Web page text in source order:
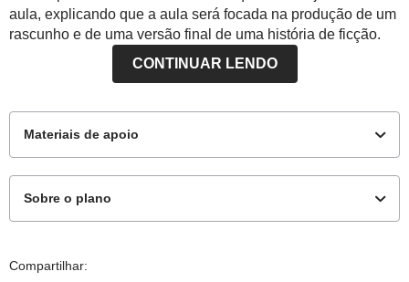
aula, explicando que a aula será focada na produção de um
rascunho e de uma versão final de uma história de ficção.
CONTINUAR LENDO
Materiais de apoio
Sobre o plano
Contents
Compartilhar: